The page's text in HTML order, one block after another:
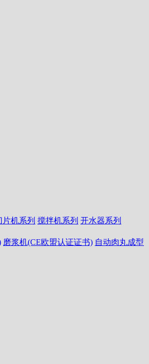
机系列 搅拌机系列 开水器系列
磨浆机(CE欧盟认证证书) 自动肉丸成型